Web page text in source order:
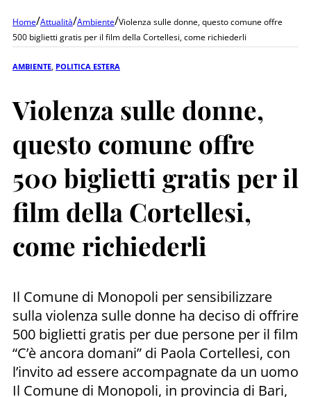
Home/Attualità/Ambiente/Violenza sulle donne, questo comune offre
500 biglietti gratis per il film della Cortellesi, come richiederli
AMBIENTE POLITICA ESTERA
Violenza sulle donne,
questo comune offre
500 biglietti gratis per il
film della Cortellesi,
come richiederli
Il Comune di Monopoli per sensibilizzare
sulla violenza sulle donne ha deciso di offrire
500 biglietti gratis per due persone per il film
“C’è ancora domani” di Paola Cortellesi, con
l’invito ad essere accompagnate da un uomo
Il Comune di Monopoli, in provincia di Bari,